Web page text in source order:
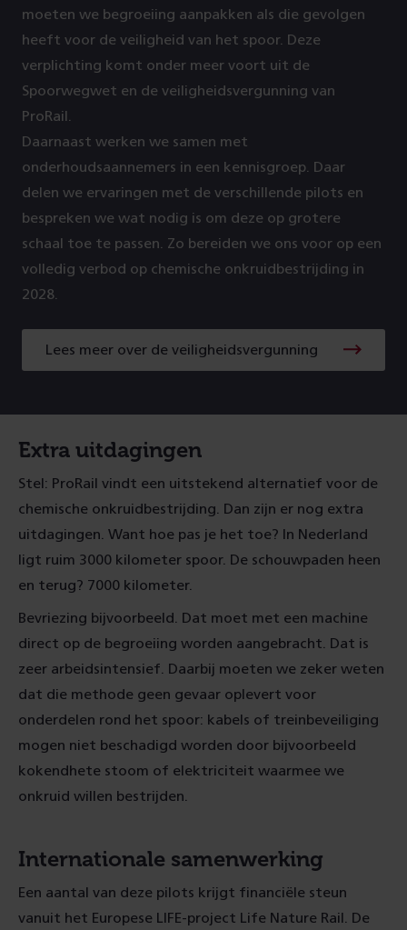
moeten we begroeiing aanpakken als die gevolgen
heeft voor de veiligheid van het spoor. Deze
verplichting komt onder meer voort uit de
Spoorwegwet en de veiligheidsvergunning van
ProRail.
Daarnaast werken we samen met
onderhoudsaannemers in een kennisgroep. Daar
delen we ervaringen met de verschillende pilots en
bespreken we wat nodig is om deze op grotere
schaal toe te passen. Zo bereiden we ons voor op een
volledig verbod op chemische onkruidbestrijding in
2028.
Lees meer over de veiligheidsvergunning
Extra uitdagingen
Stel: ProRail vindt een uitstekend alternatief voor de
chemische onkruidbestrijding. Dan zijn er nog extra
uitdagingen. Want hoe pas je het toe? In Nederland
ligt ruim 3000 kilometer spoor. De schouwpaden heen
en terug? 7000 kilometer.
Bevriezing bijvoorbeeld. Dat moet met een machine
direct op de begroeiing worden aangebracht. Dat is
zeer arbeidsintensief. Daarbij moeten we zeker weten
dat die methode geen gevaar oplevert voor
onderdelen rond het spoor: kabels of treinbeveiliging
mogen niet beschadigd worden door bijvoorbeeld
kokendhete stoom of elektriciteit waarmee we
onkruid willen bestrijden
Internationale samenwerking
Een aantal van deze pilots krijgt financiële steun
vanuit het Europese LIFE-project Life Nature Rail. De